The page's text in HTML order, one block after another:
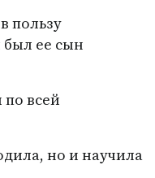
пользу
ее сын
всей
но и научила